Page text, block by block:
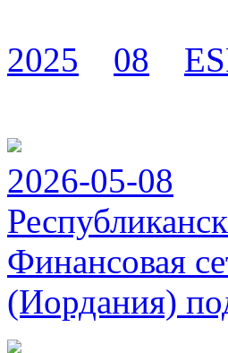
2025 08
2026-05-08
Финансовая
(Иордания)